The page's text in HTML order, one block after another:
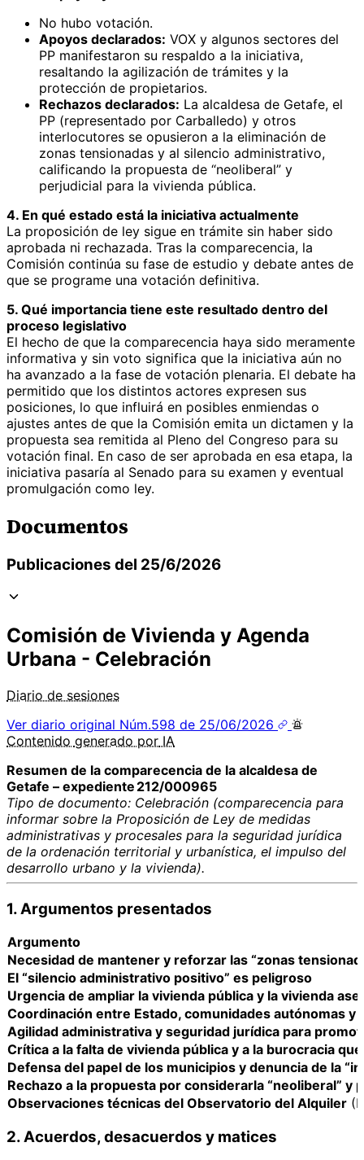
No hubo votación.
Apoyos declarados: VOX y algunos sectores del
PP manifestaron su respaldo a la iniciativa,
resaltando la agilización de trámites y la
protección de propietarios.
Rechazos declarados: La alcaldesa de Getafe, el
PP (representado por Carballedo) y otros
interlocutores se opusieron a la eliminación de
zonas tensionadas y al silencio administrativo,
calificando la propuesta de “neoliberal” y
perjudicial para la vivienda pública.
4. En qué estado está la iniciativa actualmente
La proposición de ley sigue en trámite sin haber sido
aprobada ni rechazada. Tras la comparecencia, la
Comisión continúa su fase de estudio y debate antes de
que se programe una votación definitiva.
5. Qué importancia tiene este resultado dentro del
proceso legislativo
El hecho de que la comparecencia haya sido meramente
informativa y sin voto significa que la iniciativa aún no
ha avanzado a la fase de votación plenaria. El debate ha
permitido que los distintos actores expresen sus
posiciones, lo que influirá en posibles enmiendas o
ajustes antes de que la Comisión emita un dictamen y la
propuesta sea remitida al Pleno del Congreso para su
votación final. En caso de ser aprobada en esa etapa, la
iniciativa pasaría al Senado para su examen y eventual
promulgación como ley.
Documentos
Publicaciones del 25/6/2026
Comisión de Vivienda y Agenda
Urbana - Celebración
Diario de sesiones
Ver diario original Núm.598 de 25/06/2026
Contenido generado por IA
Resumen de la comparecencia de la alcaldesa de
Getafe – expediente 212/000965
Tipo de documento: Celebración (comparecencia para
informar sobre la Proposición de Ley de medidas
administrativas y procesales para la seguridad jurídica
de la ordenación territorial y urbanística, el impulso del
desarrollo urbano y la vivienda).
1. Argumentos presentados
Argumento
Necesidad de mantener y reforzar las “zonas
El “silencio administrativo positivo” es peligroso
Urgencia de ampliar la vivienda pública y la vivienda
Coordinación entre Estado, comunidades autónomas y
Agilidad administrativa y seguridad jurídica para
Crítica a la falta de vivienda pública y a la burocracia
Defensa del papel de los municipios y denuncia de la
Rechazo a la propuesta por considerarla “neoliberal” y
Observaciones técnicas del Observatorio del Alquiler
2. Acuerdos, desacuerdos y matices